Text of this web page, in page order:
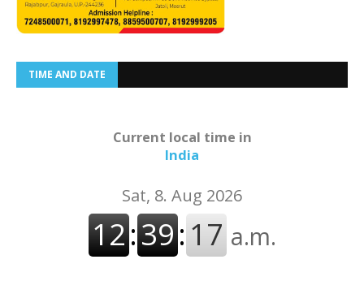
TIME AND DATE
Current local time in
India